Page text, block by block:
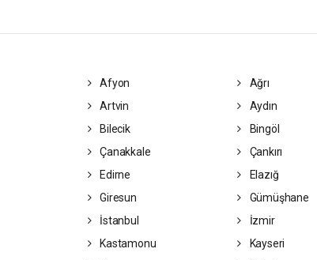
Afyon Ağrı
Artvin Aydın
Bilecik Bingöl
Çanakkale Çankırı
Edirne Elazığ
Giresun Gümüşhane
İstanbul İzmir
Kastamonu Kayseri